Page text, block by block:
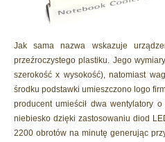
Jak sama nazwa wskazuje
przeźroczystego plastiku. Jego
szerokość x wysokość), natomiast
środku podstawki umieszczono logo
producent umieścił dwa wentylatory
niebiesko dzięki zastosowaniu diod
2200 obrotów na minutę generując